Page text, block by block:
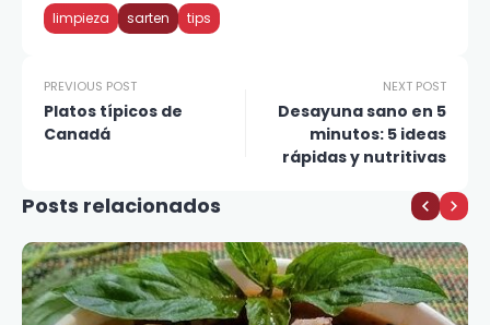
limpieza sarten tips
PREVIOUS POST
Platos típicos de
Canadá
NEXT POST
Desayuna sano en 5
minutos: 5 ideas
rápidas y nutritivas
Posts relacionados